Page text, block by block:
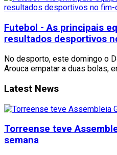
Futebol - As principais
resultados desportivos
No desporto, este domingo o
Arouca empatar a duas bolas,
Latest News
Torreense teve
semana